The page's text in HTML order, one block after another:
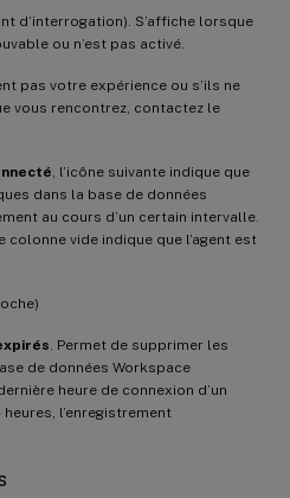
d’interrogation). S’affiche lorsque
ou n’est pas activé.
pas votre expérience ou s’ils ne
vous rencontrez, contactez le
, l’icône suivante indique que
dans la base de données
au cours d’un certain intervalle.
colonne vide indique que l’agent est
. Permet de supprimer les
de données Workspace
heure de connexion d’un
l’enregistrement